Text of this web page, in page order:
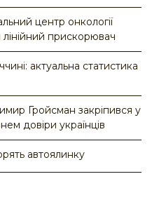
центр онкології
прискорювач
актуальна статистика
Гройсман закріпився у
довіри українців
автоялинку